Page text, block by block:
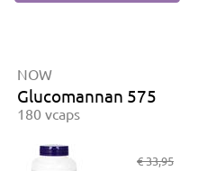
NOW
Glucomannan 575 mg
180 vcaps
€ 33,95